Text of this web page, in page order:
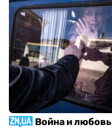
Война и любовь